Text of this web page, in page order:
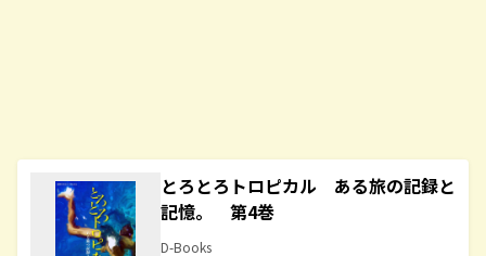
とろとろトロピカル ある旅の記録と
記憶。 第4巻
D-Books